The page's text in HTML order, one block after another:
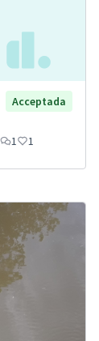
Acceptada
1 1